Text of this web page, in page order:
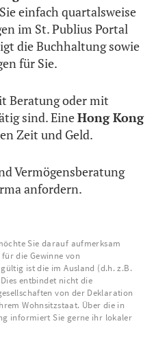
einfach quartalsweise
im St. Publius Portal
die Buchhaltung sowie
für Sie.
Beratung oder mit
sind. EineHong Kong
Zeit und Geld.
Vermögensberatung
anfordern.
Sie darauf aufmerksam
die Gewinne von
ist die im Ausland (d.h. z.B.
entbindet nicht die
von der Deklaration
Wohnsitzstaat. Über die in
informiert Sie gerne ihr lokaler